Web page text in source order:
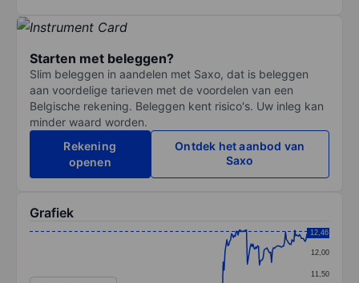
Starten met beleggen?
Slim beleggen in aandelen met Saxo, dat is beleggen
aan voordelige tarieven met de voordelen van een
Belgische rekening. Beleggen kent risico's. Uw inleg kan
minder waard worden.
Rekening
openen
Ontdek het aanbod van
Saxo
Grafiek
Line chart with 299 data points.
11,50
12,00
12,46